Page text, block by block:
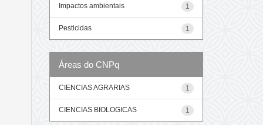
1
Impactos ambientais
1
Pesticidas
Áreas do CNPq
1
CIENCIAS AGRARIAS
1
CIENCIAS BIOLOGICAS